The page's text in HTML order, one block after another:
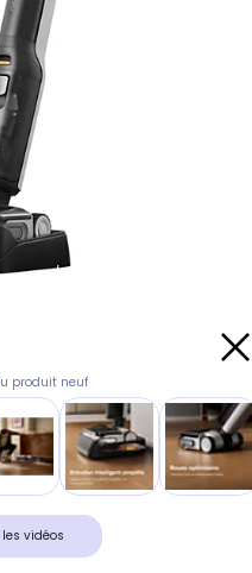
produit neuf
vidéos